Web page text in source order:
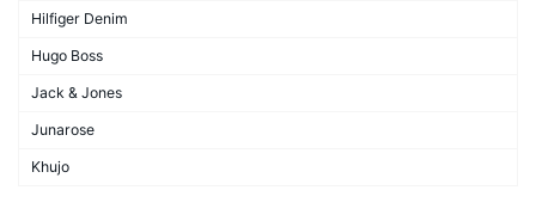
Hilfiger Denim
Hugo Boss
Jack & Jones
Junarose
Khujo